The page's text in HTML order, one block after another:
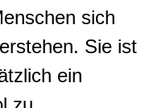
sich
Sie ist
ein